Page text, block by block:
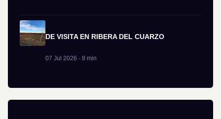
DE VISITA EN RIBERA DEL CUARZO
07 Jul 2026 · 8 min